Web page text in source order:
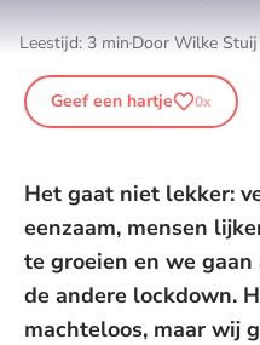
Leestijd: 3 min Door Wilke Stuij
Geef een hartje 0x
Het gaat niet lekker:
eenzaam, mensen
te groeien en we
de andere lockdown.
machteloos, maar wij